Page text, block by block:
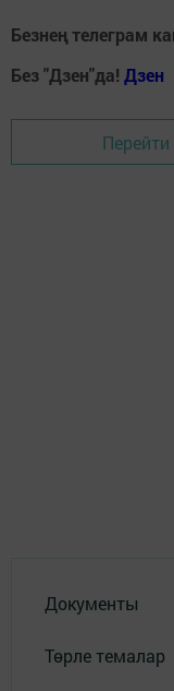
Безнең телеграм
Без "Дзен"да! Дзен
Документы
Төрле темалар